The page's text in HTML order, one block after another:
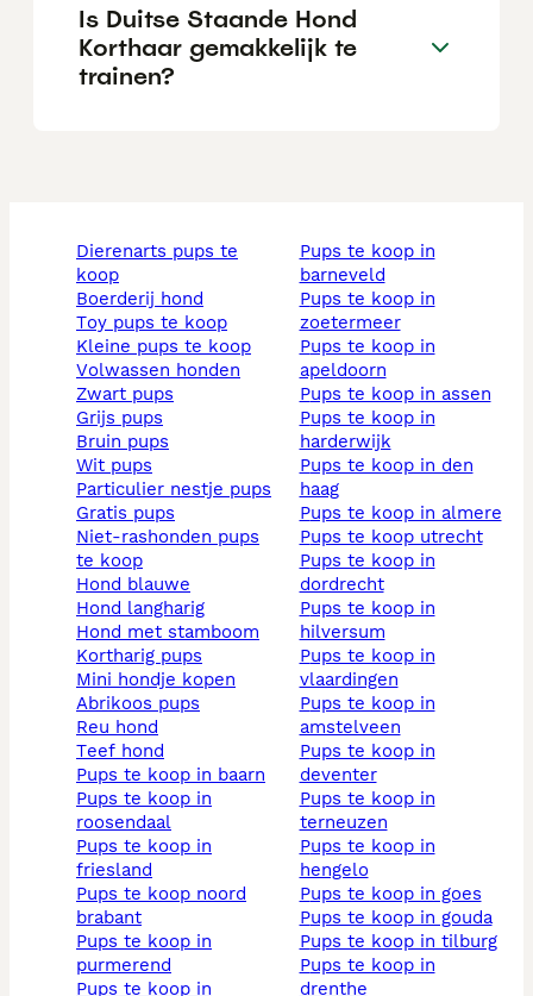
Is Duitse Staande Hond
Korthaar gemakkelijk te
trainen?
dierenarts pups te
koop
boerderij hond
toy pups te koop
kleine pups te koop
volwassen honden
zwart pups
grijs pups
bruin pups
wit pups
particulier nestje pups
gratis pups
niet-rashonden pups
te koop
hond blauwe
hond langharig
hond met stamboom
kortharig pups
mini hondje kopen
abrikoos pups
reu hond
teef hond
pups te koop in baarn
pups te koop in
roosendaal
pups te koop in
friesland
pups te koop noord
brabant
pups te koop in
purmerend
pups te koop in
pups te koop in
barneveld
pups te koop in
zoetermeer
pups te koop in
apeldoorn
pups te koop in assen
pups te koop in
harderwijk
pups te koop in den
haag
pups te koop in almere
pups te koop utrecht
pups te koop in
dordrecht
pups te koop in
hilversum
pups te koop in
vlaardingen
pups te koop in
amstelveen
pups te koop in
deventer
pups te koop in
terneuzen
pups te koop in
hengelo
pups te koop in goes
pups te koop in gouda
pups te koop in tilburg
pups te koop in
drenthe